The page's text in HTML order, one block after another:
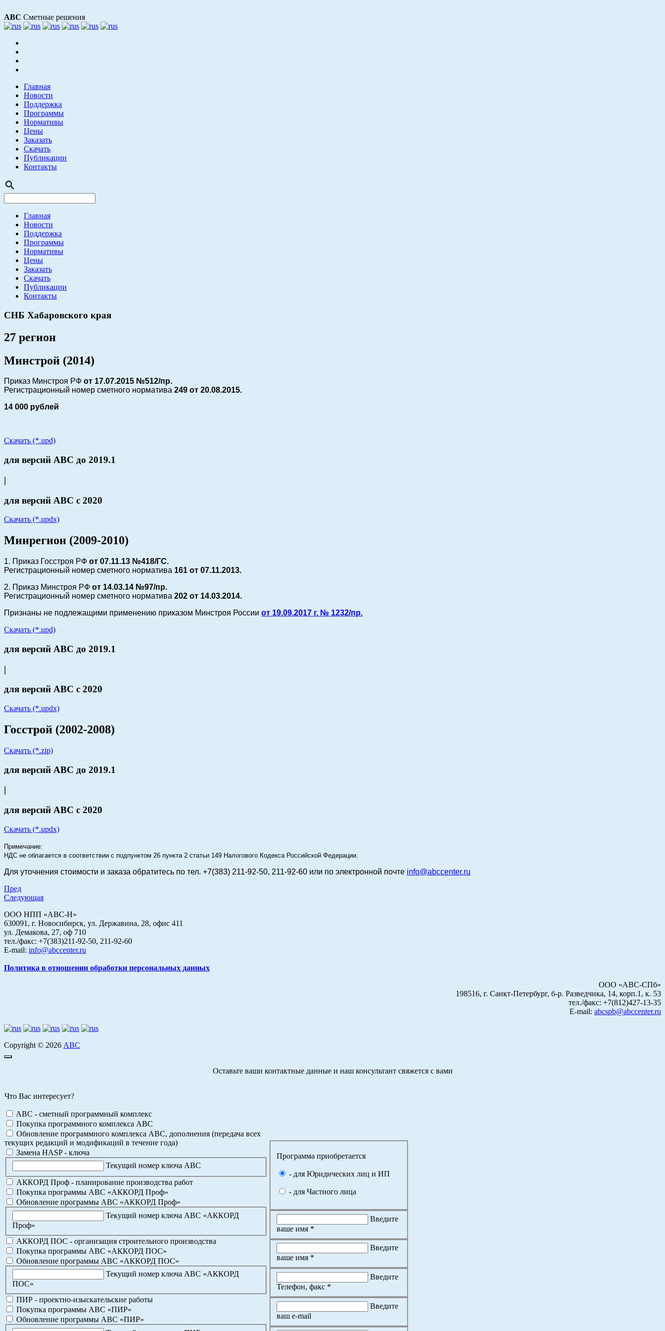
АВС Сметные решения
Главная
Новости
Поддержка
Программы
Нормативы
Цены
Заказать
Скачать
Публикации
Контакты
search
Главная
Новости
Поддержка
Программы
Нормативы
Цены
Заказать
Скачать
Публикации
Контакты
СНБ Хабаровского края
27 регион
Минстрой (2014)
Приказ Минстроя РФ от 17.07.2015 №512/пр.
Регистрационный номер сметного норматива 249 от 20.08.2015.
14 000 рублей
Скачать (*.upd)
для версий АВС до 2019.1
|
для версий АВС с 2020
Скачать (*.updx)
Минрегион (2009-2010)
1. Приказ Госстроя РФ от 07.11.13 №418/ГС.
Регистрационный номер сметного норматива 161 от 07.11.2013.
2. Приказ Минстроя РФ от 14.03.14 №97/пр.
Регистрационный номер сметного норматива 202 от 14.03.2014.
Признаны не подлежащими применению приказом Минстроя России от 19.09.2017 г. № 1232/пр.
Скачать (*.upd)
для версий АВС до 2019.1
|
для версий АВС с 2020
Скачать (*.updx)
Госстрой (2002-2008)
Скачать (*.zip)
для версий АВС до 2019.1
|
для версий АВС с 2020
Скачать (*.updx)
Примечание:
НДС не облагается в соответствии с подпунктом 26 пункта 2 статьи 149 Налогового Кодекса Российской Федерации.
Для уточнения стоимости и заказа обратитесь по тел. +7(383) 211-92-50, 211-92-60 или по электронной почте info@abccenter.ru
Пред
Следующая
ООО НПП «АВС-Н»
630091, г. Новосибирск, ул. Державина, 28, офис 411
ул. Демакова, 27, оф 710
тел./факс: +7(383)211-92-50, 211-92-60
E-mail: info@abccenter.ru
Политика в отношении обработки персональных данных
ООО «АВС-СПб»
198516, г. Санкт-Петербург, б-р. Разведчика, 14, корп.1, к. 53
тел./факс: +7(812)427-13-35
E-mail: abcspb@abccenter.ru
Copyright © 2026 АВС
Оставьте ваши контактные данные и наш консультант свяжется с вами
Что Вас интересует?
ABC - сметный программный комплекс
Покупка программного комплекса АВС
Обновление программного комплекса АВС, дополнения (передача всех
текущих редакций и модификаций в течение года)
Замена HASP - ключа
Текущий номер ключа АВС
АККОРД Проф - планирование производства работ
Покупка программы АВС «АККОРД Проф»
Обновление программы АВС «АККОРД Проф»
Текущий номер ключа АВС «АККОРД
Проф»
АККОРД ПОС - организация строительного производства
Покупка программы АВС «АККОРД ПОС»
Обновление программы АВС «АККОРД ПОС»
Текущий номер ключа АВС «АККОРД
ПОС»
ПИР - проектно-изыскательские работы
Покупка программы АВС «ПИР»
Обновление программы АВС «ПИР»
Программа приобретается
- для Юридических лиц и ИП
- для Частного лица
Введите
ваше имя *
Введите
ваше имя *
Введите
Телефон, факс *
Введите
ваш e-mail